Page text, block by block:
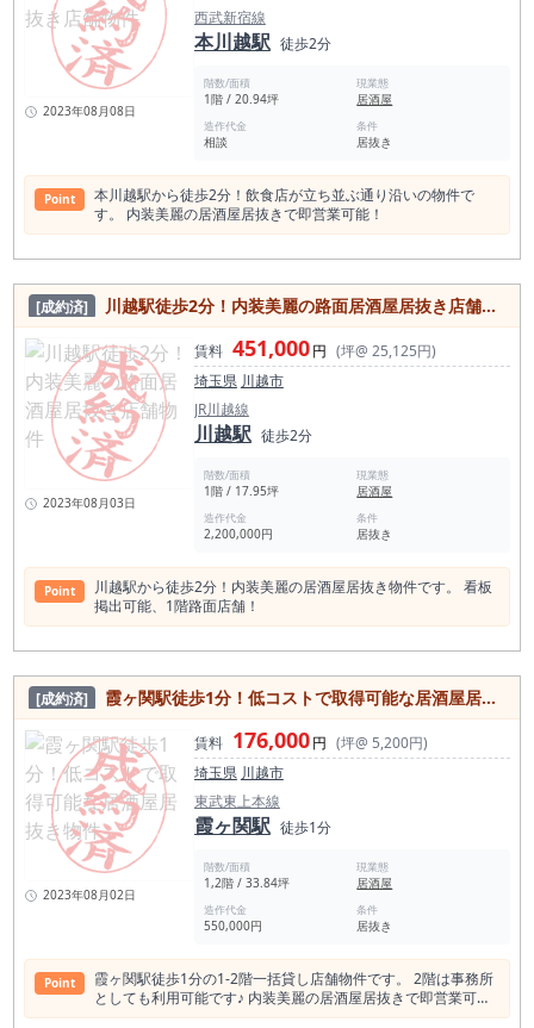
2023年08月08日
西武新宿線
本川越駅 徒歩2分
階数/面積
1階 / 20.94坪
現業態
居酒屋
造作代金
相談
条件
居抜き
Point
本川越駅から徒歩2分！飲食店が立ち並ぶ通り沿いの物件で
す。 内装美麗の居酒屋居抜きで即営業可能！
[成約済] 川越駅徒歩2分！内装美麗の路面居酒屋居抜き店舗物件
2023年08月03日
賃料 451,000円 (坪@ 25,125円)
埼玉県 川越市
JR川越線
川越駅 徒歩2分
階数/面積
1階 / 17.95坪
現業態
居酒屋
造作代金
2,200,000円
条件
居抜き
Point
川越駅から徒歩2分！内装美麗の居酒屋居抜き物件です。 看板
掲出可能、1階路面店舗！
[成約済] 霞ヶ関駅徒歩1分！低コストで取得可能な居酒屋居抜き物件
2023年08月02日
賃料 176,000円 (坪@ 5,200円)
埼玉県 川越市
東武東上本線
霞ヶ関駅 徒歩1分
階数/面積
1,2階 / 33.84坪
現業態
居酒屋
造作代金
550,000円
条件
居抜き
Point
霞ヶ関駅徒歩1分の1-2階一括貸し店舗物件です。 2階は事務所
としても利用可能です♪ 内装美麗の居酒屋居抜きで即営業可
能！